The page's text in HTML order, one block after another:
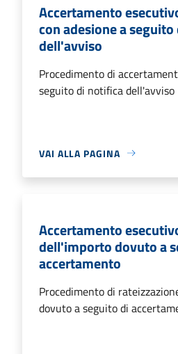
Accertamento
con adesione a
dell'avviso
Procedimento di
seguito di notifica dell'avviso
VAI ALLA PAGINA
Accertamento
dell'importo dovuto a
accertamento
Procedimento di
dovuto a seguito di